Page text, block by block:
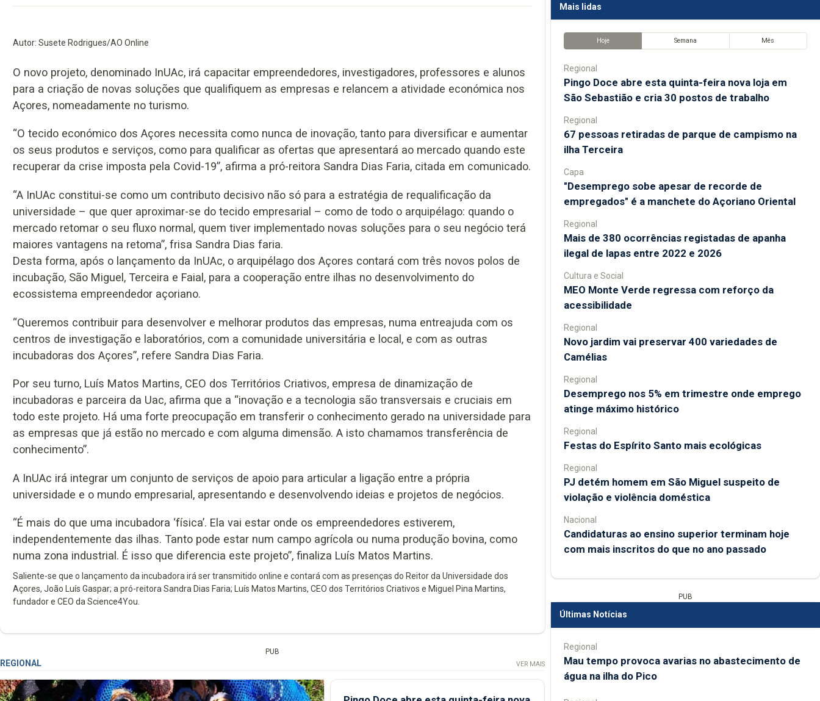
Autor: Susete Rodrigues/AO Online
O novo projeto, denominado InUAc, irá capacitar empreendedores, investigadores, professores e alunos
para a criação de novas soluções que qualifiquem as empresas e relancem a atividade económica nos
Açores, nomeadamente no turismo.
“O tecido económico dos Açores necessita como nunca de inovação, tanto para diversificar e aumentar
os seus produtos e serviços, como para qualificar as ofertas que apresentará ao mercado quando este
recuperar da crise imposta pela Covid-19”, afirma a pró-reitora Sandra Dias Faria, citada em comunicado.
“A InUAc constitui-se como um contributo decisivo não só para a estratégia de requalificação da
universidade – que quer aproximar-se do tecido empresarial – como de todo o arquipélago: quando o
mercado retomar o seu fluxo normal, quem tiver implementado novas soluções para o seu negócio terá
maiores vantagens na retoma”, frisa Sandra Dias faria.
Desta forma, após o lançamento da InUAc, o arquipélago dos Açores contará com três novos polos de
incubação, São Miguel, Terceira e Faial, para a cooperação entre ilhas no desenvolvimento do
ecossistema empreendedor açoriano.
“Queremos contribuir para desenvolver e melhorar produtos das empresas, numa entreajuda com os
centros de investigação e laboratórios, com a comunidade universitária e local, e com as outras
incubadoras dos Açores”, refere Sandra Dias Faria.
Por seu turno, Luís Matos Martins, CEO dos Territórios Criativos, empresa de dinamização de
incubadoras e parceira da Uac, afirma que a “inovação e a tecnologia são transversais e cruciais em
todo este projeto. Há uma forte preocupação em transferir o conhecimento gerado na universidade para
as empresas que já estão no mercado e com alguma dimensão. A isto chamamos transferência de
conhecimento”.
A InUAc irá integrar um conjunto de serviços de apoio para articular a ligação entre a própria
universidade e o mundo empresarial, apresentando e desenvolvendo ideias e projetos de negócios.
“É mais do que uma incubadora ‘física’. Ela vai estar onde os empreendedores estiverem,
independentemente das ilhas. Tanto pode estar num campo agrícola ou numa produção bovina, como
numa zona industrial. É isso que diferencia este projeto”, finaliza Luís Matos Martins.
Saliente-se que o lançamento da incubadora irá ser transmitido online e contará com as presenças do Reitor da Universidade dos
Açores, João Luís Gaspar; a pró-reitora Sandra Dias Faria; Luís Matos Martins, CEO dos Territórios Criativos e Miguel Pina Martins,
fundador e CEO da Science4You.
PUB
REGIONAL VER MAIS
Mais lidas
Hoje Semana Mês
Regional
Pingo Doce abre esta quinta-feira nova loja em
São Sebastião e cria 30 postos de trabalho
Regional
67 pessoas retiradas de parque de campismo na
ilha Terceira
Capa
"Desemprego sobe apesar de recorde de
empregados" é a manchete do Açoriano Oriental
Regional
Mais de 380 ocorrências registadas de apanha
ilegal de lapas entre 2022 e 2026
Cultura e Social
MEO Monte Verde regressa com reforço da
acessibilidade
Regional
Novo jardim vai preservar 400 variedades de
Camélias
Regional
Desemprego nos 5% em trimestre onde emprego
atinge máximo histórico
Regional
Festas do Espírito Santo mais ecológicas
Regional
PJ detém homem em São Miguel suspeito de
violação e violência doméstica
Nacional
Candidaturas ao ensino superior terminam hoje
com mais inscritos do que no ano passado
PUB
Últimas Notícias
Regional
Mau tempo provoca avarias no abastecimento de
água na ilha do Pico